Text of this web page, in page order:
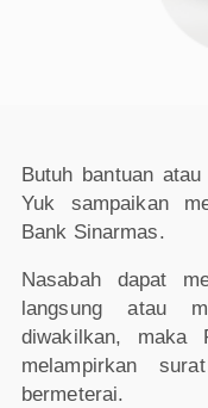
Butuh bantuan
Yuk sampaikan
Bank Sinarmas.
Nasabah dapat
langsung atau
diwakilkan, maka
melampirkan
bermeterai.